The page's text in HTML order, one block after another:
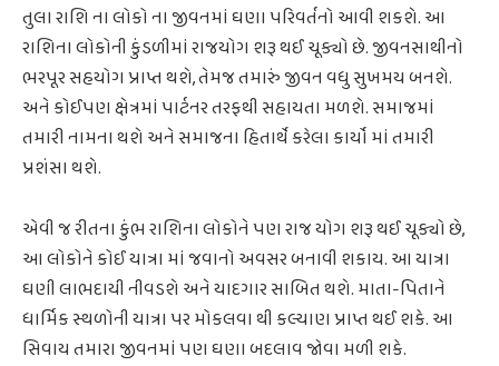
તુલા રાશિ ના લોકો ના જીવનમાં ઘણા પરિવર્તનો આવી શકશે. આ
રાશિના લોકોની કુંડળીમાં રાજયોગ શરૂ થઈ ચૂક્યો છે. જીવનસાથીનો
ભરપૂર સહયોગ પ્રાપ્ત થશે, તેમજ તમારું જીવન વધુ સુખમય બનશે.
અને કોઈપણ ક્ષેત્રમાં પાર્ટનર તરફથી સહાયતા મળશે. સમાજમાં
તમારી નામના થશે અને સમાજના હિતાર્થે કરેલા કાર્યો માં તમારી
પ્રશંસા થશે.
એવી જ રીતના કુંભ રાશિના લોકોને પણ રાજ યોગ શરૂ થઈ ચૂક્યો છે,
આ લોકોને કોઈ યાત્રા માં જવાનો અવસર બનાવી શકાય. આ યાત્રા
ઘણી લાભદાયી નીવડશે અને યાદગાર સાબિત થશે. માતા-પિતાને
ધાર્મિક સ્થળોની યાત્રા પર મોકલવા થી કલ્યાણ પ્રાપ્ત થઈ શકે. આ
સિવાય તમારા જીવનમાં પણ ઘણા બદલાવ જોવા મળી શકે.